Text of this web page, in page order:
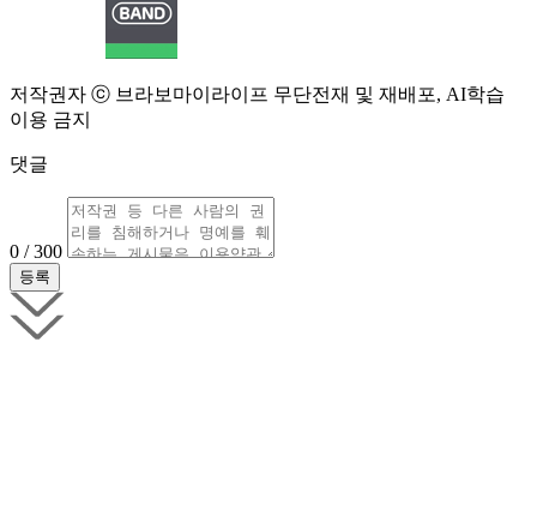
저작권자 ⓒ 브라보마이라이프 무단전재 및 재배포, AI학습
이용 금지
댓글
0 / 300